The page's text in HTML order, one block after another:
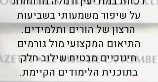
על שיפור משמעותי בשביעות
הרצון של הורים ותלמידים.
התיאום המקצועי מול גורמים
חינוכיים מבטיח שילוב חלק
בתוכנית הלימודים הקיימת.